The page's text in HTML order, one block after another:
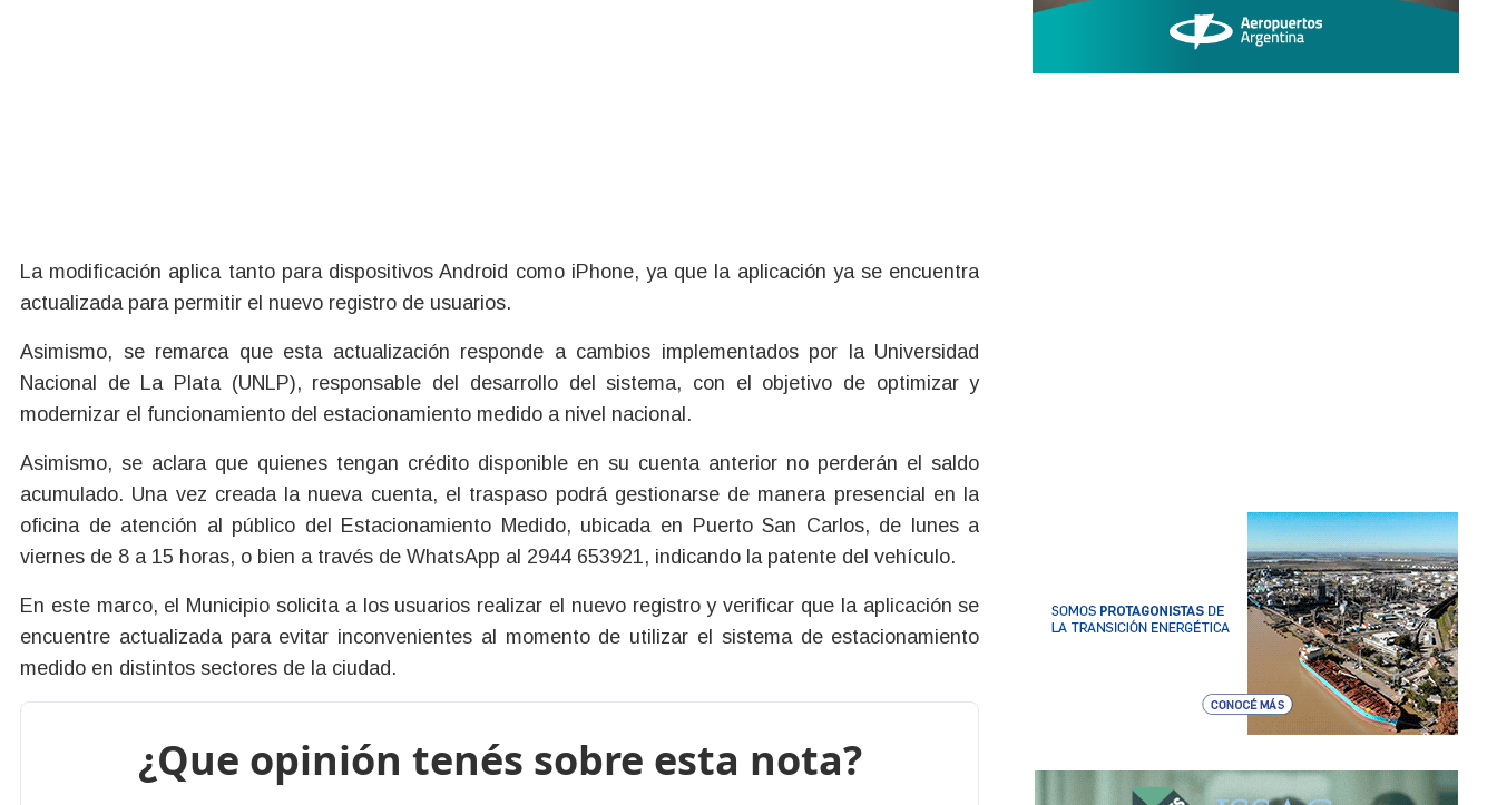
La modificación aplica tanto para dispositivos Android como iPhone, ya que la aplicación ya se encuentra
actualizada para permitir el nuevo registro de usuarios.
Asimismo, se remarca que esta actualización responde a cambios implementados por la Universidad
Nacional de La Plata (UNLP), responsable del desarrollo del sistema, con el objetivo de optimizar y
modernizar el funcionamiento del estacionamiento medido a nivel nacional.
Asimismo, se aclara que quienes tengan crédito disponible en su cuenta anterior no perderán el saldo
acumulado. Una vez creada la nueva cuenta, el traspaso podrá gestionarse de manera presencial en la
oficina de atención al público del Estacionamiento Medido, ubicada en Puerto San Carlos, de lunes a
viernes de 8 a 15 horas, o bien a través de WhatsApp al 2944 653921, indicando la patente del vehículo.
En este marco, el Municipio solicita a los usuarios realizar el nuevo registro y verificar que la aplicación se
encuentre actualizada para evitar inconvenientes al momento de utilizar el sistema de estacionamiento
medido en distintos sectores de la ciudad.
¿Que opinión tenés sobre esta nota?